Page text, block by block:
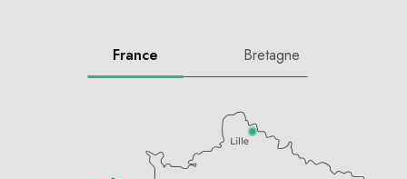
France Bretagne